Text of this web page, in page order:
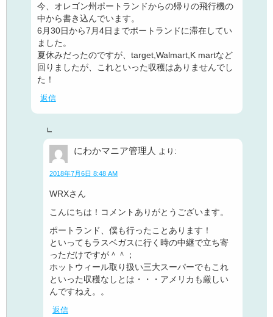
今、オレゴン州ポートランドからの帰りの飛行機の
中から書き込んでいます。
6月30日から7月4日までポートランドに滞在してい
ました。
夏休みだったのですが、target,Walmart,K martなど
回りましたが、これといった収穫はありませんでし
た！
返信
にわかマニア管理人 より:
2018年7月6日 8:48 AM
WRXさん
こんにちは！コメントありがとうございます。
ポートランド、僕も行ったことあります！
といってもラスベガスに行く時の中継で立ち寄
っただけですが＾＾；
ホットウィール取り扱い三大スーパーでもこれ
といった収穫なしとは・・・アメリカも厳しい
んですねえ。。
返信